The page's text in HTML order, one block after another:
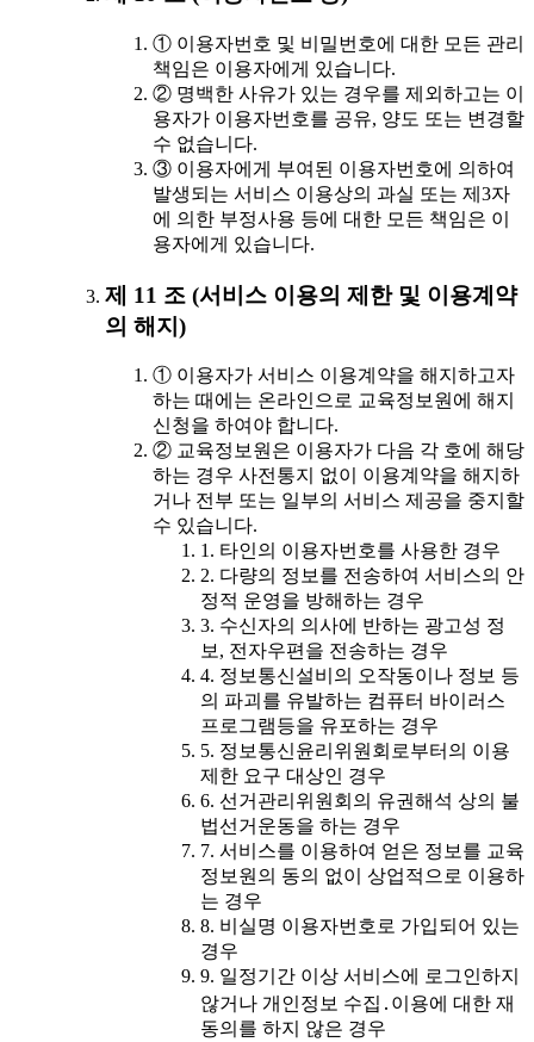
① 이용자번호 및 비밀번호에 대한 모든 관리
책임은 이용자에게 있습니다.
② 명백한 사유가 있는 경우를 제외하고는 이
용자가 이용자번호를 공유, 양도 또는 변경할
수 없습니다.
③ 이용자에게 부여된 이용자번호에 의하여
발생되는 서비스 이용상의 과실 또는 제3자
에 의한 부정사용 등에 대한 모든 책임은 이
용자에게 있습니다.
제 11 조 (서비스 이용의 제한 및 이용계약
의 해지)
① 이용자가 서비스 이용계약을 해지하고자
하는 때에는 온라인으로 교육정보원에 해지
신청을 하여야 합니다.
② 교육정보원은 이용자가 다음 각 호에 해당
하는 경우 사전통지 없이 이용계약을 해지하
거나 전부 또는 일부의 서비스 제공을 중지할
수 있습니다.
1. 타인의 이용자번호를 사용한 경우
2. 다량의 정보를 전송하여 서비스의 안
정적 운영을 방해하는 경우
3. 수신자의 의사에 반하는 광고성 정
보, 전자우편을 전송하는 경우
4. 정보통신설비의 오작동이나 정보 등
의 파괴를 유발하는 컴퓨터 바이러스
프로그램등을 유포하는 경우
5. 정보통신윤리위원회로부터의 이용
제한 요구 대상인 경우
6. 선거관리위원회의 유권해석 상의 불
법선거운동을 하는 경우
7. 서비스를 이용하여 얻은 정보를 교육
정보원의 동의 없이 상업적으로 이용하
는 경우
8. 비실명 이용자번호로 가입되어 있는
경우
9. 일정기간 이상 서비스에 로그인하지
않거나 개인정보 수집․이용에 대한 재
동의를 하지 않은 경우